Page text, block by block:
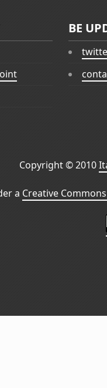
BE
Copyright © 2010
a Creative